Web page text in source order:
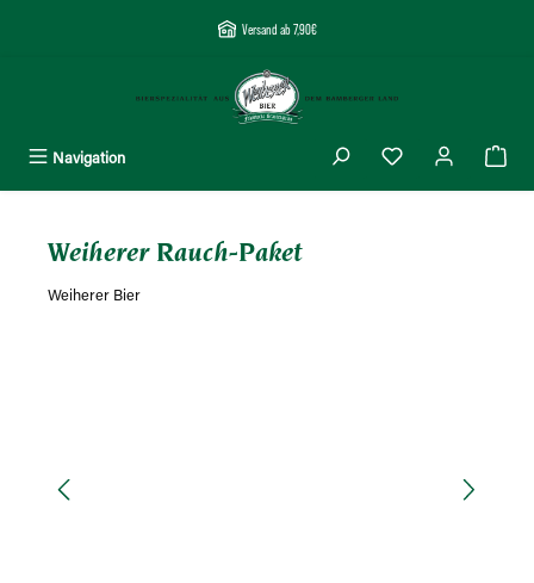
Versand ab 7,90€
Navigation
Weiherer Rauch-Paket
Weiherer Bier